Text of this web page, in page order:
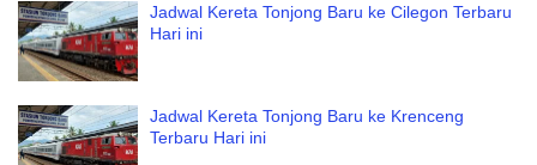
Jadwal Kereta Tonjong Baru ke Cilegon Terbaru
Hari ini
Jadwal Kereta Tonjong Baru ke Krenceng
Terbaru Hari ini